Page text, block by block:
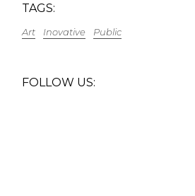
TAGS:
Art Inovative Public
FOLLOW US: